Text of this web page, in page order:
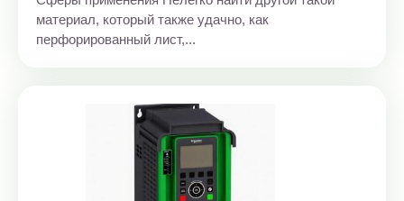
материал, который также удачно, как
перфорированный лист,...